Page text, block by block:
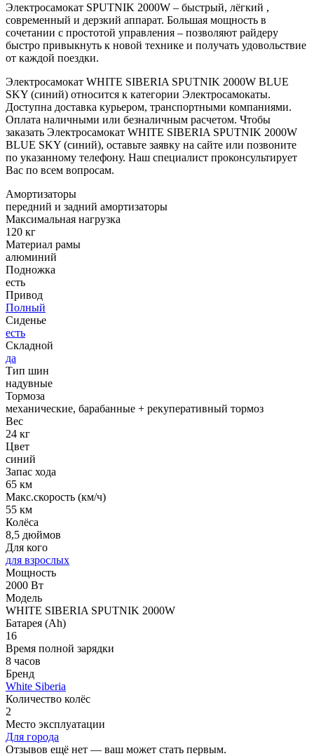
Электросамокат SPUTNIK 2000W – быстрый, лёгкий ,
современный и дерзкий аппарат. Большая мощность в
сочетании с простотой управления – позволяют райдеру
быстро привыкнуть к новой технике и получать удовольствие
от каждой поездки.
Электросамокат WHITE SIBERIA SPUTNIK 2000W BLUE
SKY (синий) относится к категории Электросамокаты.
Доступна доставка курьером, транспортными компаниями.
Оплата наличными или безналичным расчетом. Чтобы
заказать Электросамокат WHITE SIBERIA SPUTNIK 2000W
BLUE SKY (синий), оставьте заявку на сайте или позвоните
по указанному телефону. Наш специалист проконсультирует
Вас по всем вопросам.
Амортизаторы
передний и задний амортизаторы
Максимальная нагрузка
120 кг
Материал рамы
алюминий
Подножка
есть
Привод
Полный
Сиденье
есть
Складной
да
Тип шин
надувные
Тормоза
механические, барабанные + рекуперативный тормоз
Вес
24 кг
Цвет
синий
Запас хода
65 км
Макс.скорость (км/ч)
55 км
Колёса
8,5 дюймов
Для кого
для взрослых
Мощность
2000 Вт
Модель
WHITE SIBERIA SPUTNIK 2000W
Батарея (Ah)
16
Время полной зарядки
8 часов
Бренд
White Siberia
Количество колёс
2
Место эксплуатации
Для города
Отзывов ещё нет — ваш может стать первым.